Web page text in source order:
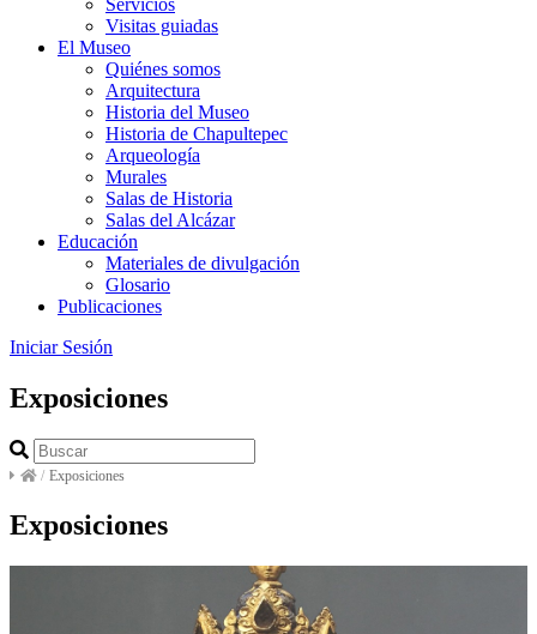
Servicios
Visitas guiadas
El Museo
Quiénes somos
Arquitectura
Historia del Museo
Historia de Chapultepec
Arqueología
Murales
Salas de Historia
Salas del Alcázar
Educación
Materiales de divulgación
Glosario
Publicaciones
Iniciar Sesión
Exposiciones
/ Exposiciones
Exposiciones